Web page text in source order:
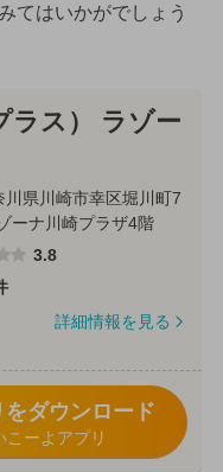
てはいかがでしょう
ラス） ラゾー
川県川崎市幸区堀川町7
ーナ川崎プラザ4階
3.8
詳細情報を見る
をダウンロード
こーよアプリ